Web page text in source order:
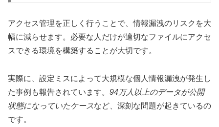
アクセス管理を正しく行うことで、情報漏洩のリスクを大
幅に減らせます。必要な人だけが適切なファイルにアクセ
スできる環境を構築することが大切です。
実際に、設定ミスによって大規模な個人情報漏洩が発生し
た事例も報告されています。 94万人以上のデータが公開
状態になっていたケースなど、深刻な問題が起きているの
です。